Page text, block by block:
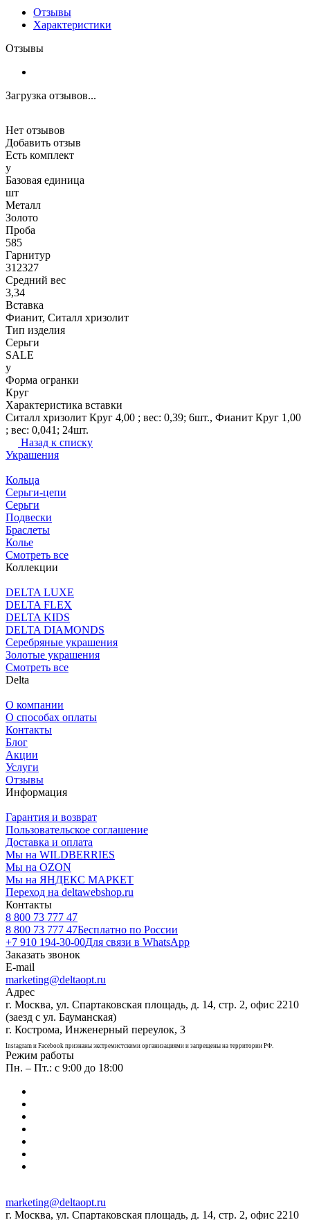
Отзывы
Характеристики
Отзывы
Загрузка отзывов...
Нет отзывов
Добавить отзыв
Есть комплект
y
Базовая единица
шт
Металл
Золото
Проба
585
Гарнитур
312327
Средний вес
3,34
Вставка
Фианит, Ситалл хризолит
Тип изделия
Серьги
SALE
y
Форма огранки
Круг
Характеристика вставки
Ситалл хризолит Круг 4,00 ; вес: 0,39; 6шт., Фианит Круг 1,00
; вес: 0,041; 24шт.
Назад к списку
Украшения
Кольца
Серьги-цепи
Серьги
Подвески
Браслеты
Колье
Смотреть все
Коллекции
DELTA LUXE
DELTA FLEX
DELTA KIDS
DELTA DIAMONDS
Серебряные украшения
Золотые украшения
Смотреть все
Delta
О компании
О способах оплаты
Контакты
Блог
Акции
Услуги
Отзывы
Информация
Гарантия и возврат
Пользовательское соглашение
Доставка и оплата
Мы на WILDBERRIES
Мы на OZON
Мы на ЯНДЕКС МАРКЕТ
Переход на deltawebshop.ru
Контакты
8 800 73 777 47
8 800 73 777 47Бесплатно по России
+7 910 194-30-00Для связи в WhatsApp
Заказать звонок
E-mail
marketing@deltaopt.ru
Адрес
г. Москва, ул. Спартаковская площадь, д. 14, стр. 2, офис 2210
(заезд с ул. Бауманская)
г. Кострома, Инженерный переулок, 3
Instagram и Facebook признаны экстремистскими организациями и запрещены на территории РФ.
Режим работы
Пн. – Пт.: с 9:00 до 18:00
marketing@deltaopt.ru
г. Москва, ул. Спартаковская площадь, д. 14, стр. 2, офис 2210